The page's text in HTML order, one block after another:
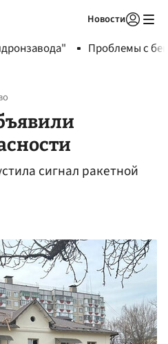
Новости
Проблемы с
сигнал ракетной